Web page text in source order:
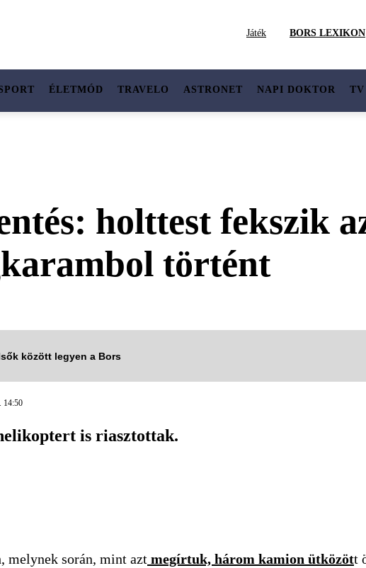
Játék BORS LEXIKON
ÉLETMÓD TRAVELO ASTRONET NAPI DOKTOR TV
holttest fekszik
történt
között legyen a Bors
14:50
is riasztottak.
melynek során, mint azt megírtuk, három kamion ütközött